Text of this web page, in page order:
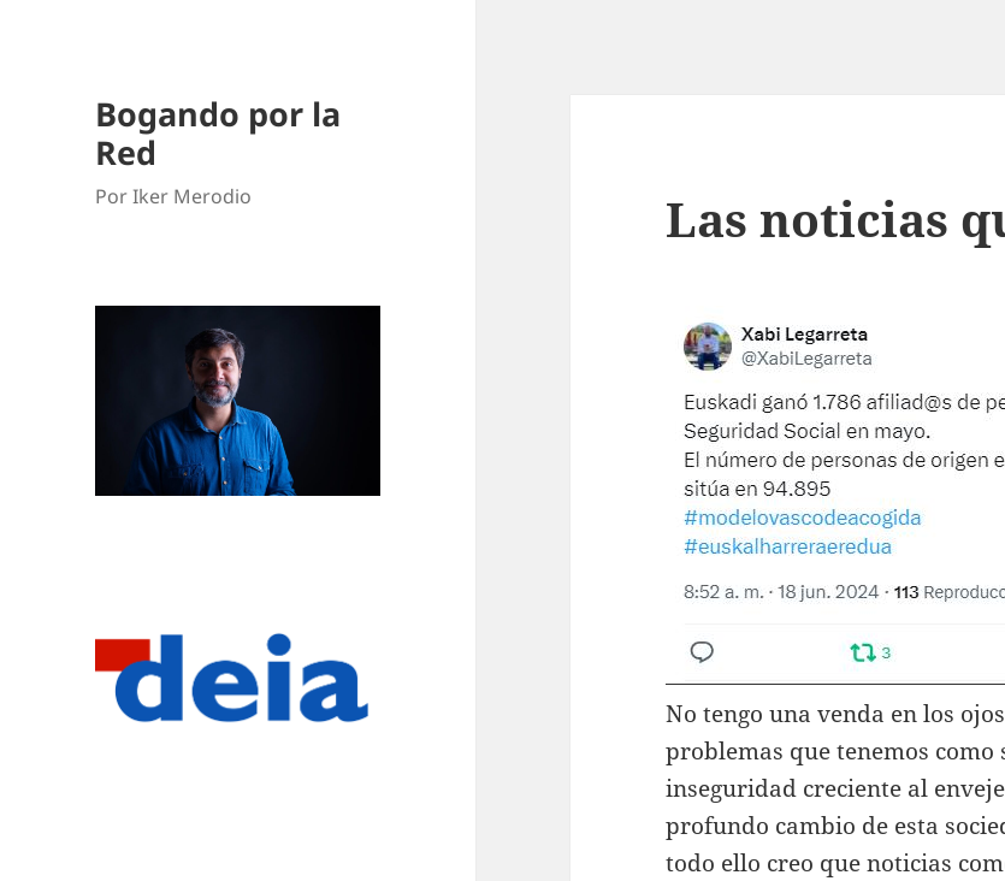
Bogando por la
Red
Por Iker Merodio Las noticias
No tengo una venda en los
problemas que tenemos como
inseguridad creciente al
profundo cambio de esta
todo ello creo que noticias